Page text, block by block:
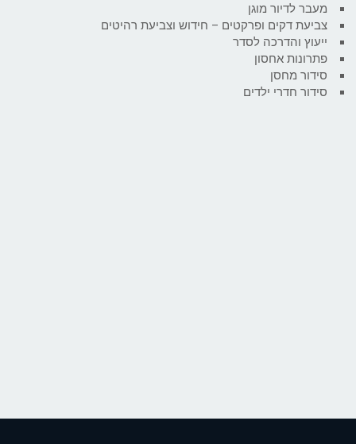
מעבר לדיור מוגן
צביעת דקים ופרקטים – חידוש וצביעת רהיטים
ייעוץ והדרכה לסדר
פתרונות אחסון
סידור מחסן
סידור חדרי ילדים